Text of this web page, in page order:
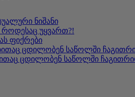
ნიშანი
როდესაც უყვართ?!
ფიქრები
ცდილობენ საწოლში
ცდილობენ საწოლში